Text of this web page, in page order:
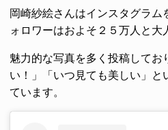
岡崎紗絵さんはインスタグラム
ォロワーはおよそ２５万人と大
魅力的な写真を多く投稿してお
い！」「いつ見ても美しい」と
ています。